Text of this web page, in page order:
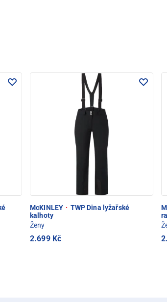
McKINLEY · TWP Dina lyžařské
kalhoty
Ženy
2.699 Kč